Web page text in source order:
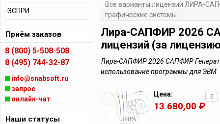
Все варианты лицензий ЛИРА-
графические системы
Лира-САПФИР 2026
лицензий (за
Лира-САПФИР 2026 САПФИР
использование программы для ЭВМ
Цена:
13 680,00 ₽
ЭСПРИ
Приём заказов
8 (800) 5-508-508
8 (495) 744-32-87
info@snabsoft.ru
запрос
онлайн-чат
Наши статусы